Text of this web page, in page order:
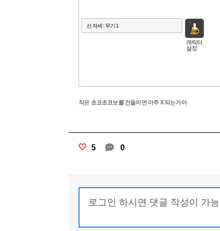
캐릭터
설정
작은 초코초코보를 건들이면 아주 X 되는거야
5 0